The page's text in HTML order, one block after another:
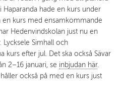
Haparanda hade en kurs under
kurs med ensamkommande
Hedenvindskolan just nu en
Lycksele Simhall och
kurs efter jul. Det ska också Sävar
2–16 januari, se inbjudan här.
också på med en kurs just